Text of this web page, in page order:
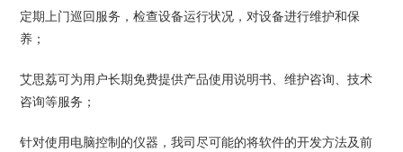
定期上门巡回服务，检查设备运行状况，对设备进行维护和保
养；
艾思荔可为用户长期免费提供产品使用说明书、维护咨询、技术
咨询等服务；
针对使用电脑控制的仪器，我司尽可能的将软件的开发方法及前